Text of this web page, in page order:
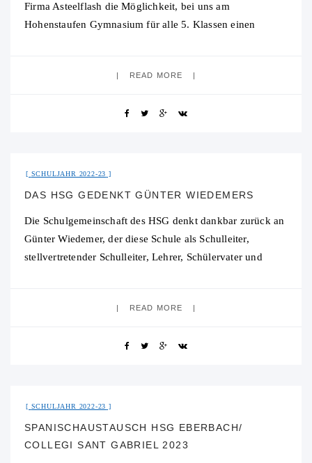
Firma Asteelflash die Möglichkeit, bei uns am
Hohenstaufen Gymnasium für alle 5. Klassen einen
READ MORE
SCHULJAHR 2022-23
DAS HSG GEDENKT GÜNTER WIEDEMERS
Die Schulgemeinschaft des HSG denkt dankbar zurück an
Günter Wiedemer, der diese Schule als Schulleiter,
stellvertretender Schulleiter, Lehrer, Schülervater und
READ MORE
SCHULJAHR 2022-23
SPANISCHAUSTAUSCH HSG EBERBACH/
COLLEGI SANT GABRIEL 2023